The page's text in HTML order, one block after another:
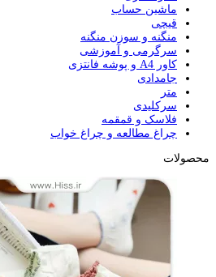
ماشین حساب
قیچی
منگنه و سوزن منگنه
سرگرمی و آموزشی
کاور A4 و پوشه فانتزی
جامدادی
متر
سرکلیدی
فلاسک و قمقمه
چراغ مطالعه و چراغ خواب
محصولات